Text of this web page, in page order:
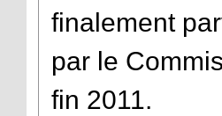
finalement
par le
fin 2011.